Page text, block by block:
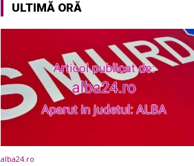
ULTIMĂ ORĂ
alba24.ro